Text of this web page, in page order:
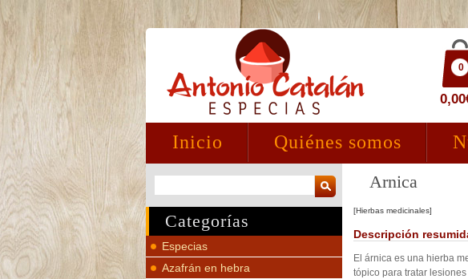
0
Inicio Quiénes somos
Categorías
Especias
Azafrán en hebra
Arnica
[Hierbas medicinales]
Descripción
El árnica es una hierba
tópico para tratar